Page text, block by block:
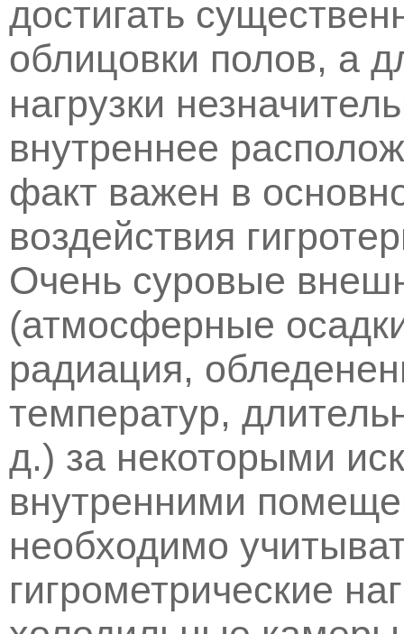
достигать
облицовки полов, а
нагрузки
внутреннее
факт важен в
воздействия
Очень суровые
(атмосферные
радиация,
температур,
д.) за некоторыми
внутренними
необходимо
гигрометрические